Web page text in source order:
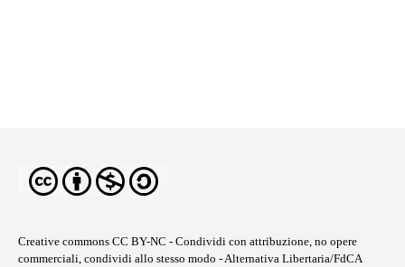
Creative commons CC BY-NC - Condividi con attribuzione, no opere
commerciali, condividi allo stesso modo - Alternativa Libertaria/FdCA